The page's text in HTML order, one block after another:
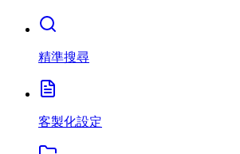
精準搜尋
客製化設定